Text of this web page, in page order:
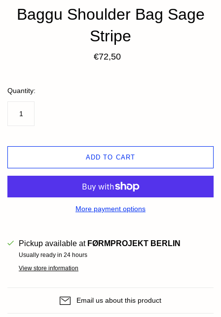
Baggu Shoulder Bag Sage
Stripe
€72,50
Quantity:
ADD TO CART
More payment options
Pickup available at FØRMPROJEKT BERLIN
Usually ready in 24 hours
View store information
Email us about this product